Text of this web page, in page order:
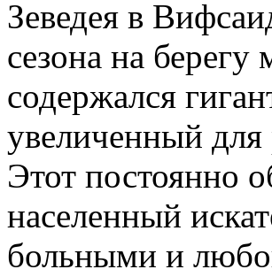
Зеведея в
сезона на берегу
содержался
увеличенный
Этот постоянно
населенный
больными и